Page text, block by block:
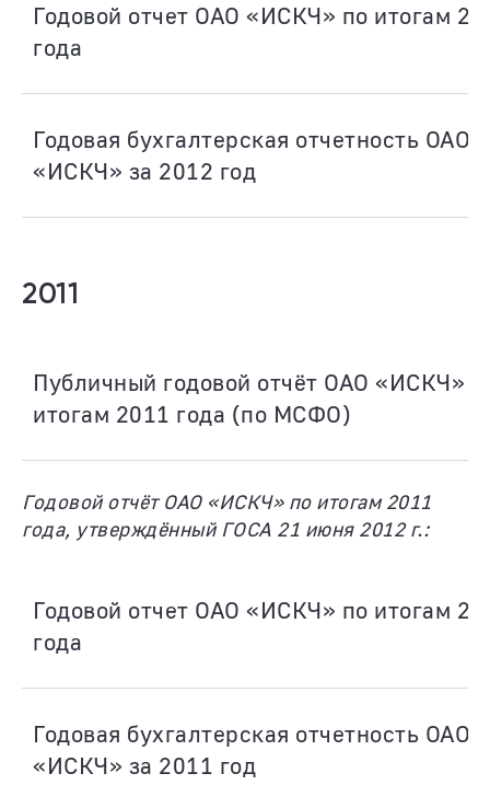
Годовой отчет ОАО «ИСКЧ» по итогам
года
Годовая бухгалтерская отчетность ОАО
«ИСКЧ» за 2012 год
2011
Публичный годовой отчёт ОАО «ИСКЧ»
итогам 2011 года (по МСФО)
Годовой отчёт ОАО «ИСКЧ» по итогам 2011
года, утверждённый ГОСА 21 июня 2012 г.:
Годовой отчет ОАО «ИСКЧ» по итогам
года
Годовая бухгалтерская отчетность ОАО
«ИСКЧ» за 2011 год